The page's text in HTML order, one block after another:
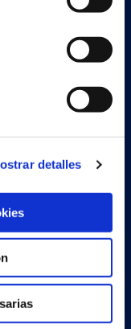
detalles